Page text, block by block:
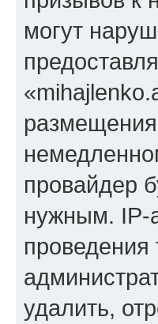
могут
провайдер
нужным. IP-
проведения
удалить,